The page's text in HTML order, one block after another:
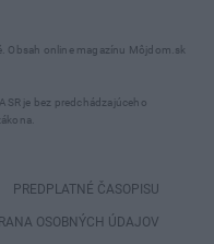
Obsah online magazínu Môjdom.sk
je bez predchádzajúceho
PREDPLATNÉ ČASOPISU
OSOBNÝCH ÚDAJOV